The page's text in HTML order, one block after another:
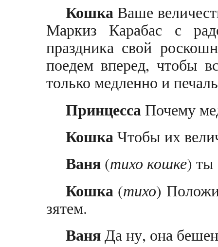
Кошка Ваше
Маркиз Карабас с
праздника свой
поедем вперед, чтобы
только медленно и
Принцесса Почему
КошкаЧтобы их
Ваня (тихо кошке) ты
Кошка (тихо)
зятем.
ВаняДа ну, она